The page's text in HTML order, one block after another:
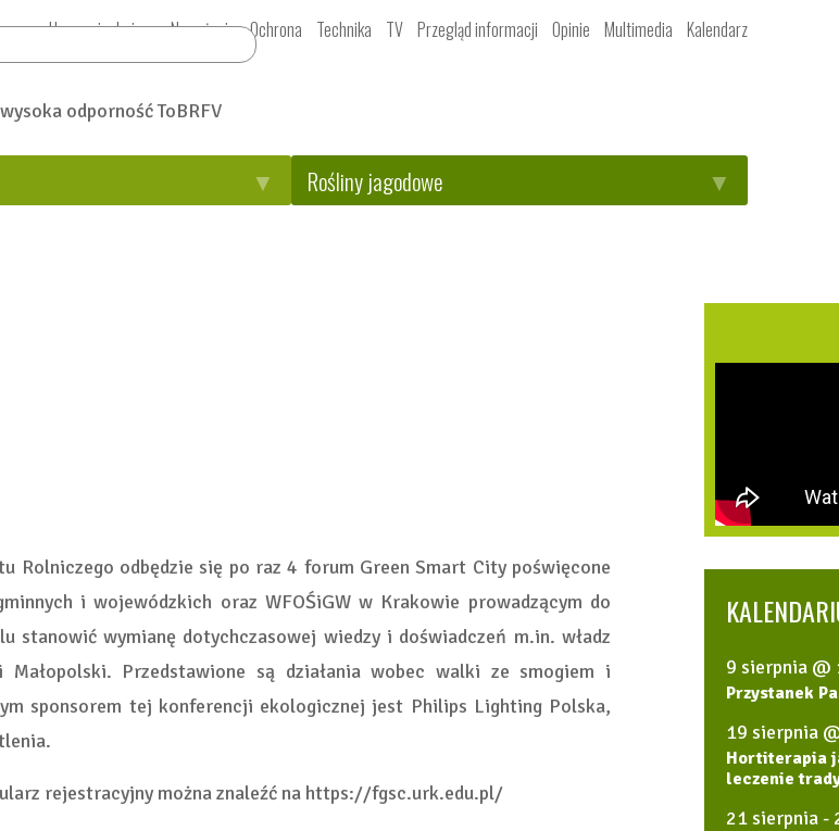
Uprawy i odmiany Nawożenie Ochrona Technika TV Przegląd informacji Opinie Multimedia Kalendarz
Rośliny jagodowe
Rolniczego odbędzie się po raz 4 forum Green Smart City poświęcone
i wojewódzkich oraz WFOŚiGW w Krakowie prowadzącym do
stanowić wymianę dotychczasowej wiedzy i doświadczeń m.in. władz
Przedstawione są działania wobec walki ze smogiem i
sponsorem tej konferencji ekologicznej jest Philips Lighting Polska,
rejestracyjny można znaleźć na https://fgsc.urk.edu.pl/
9 sierpnia @
Przystanek
19 sierpnia
Hortiterapia
leczenie
21 sierpnia-